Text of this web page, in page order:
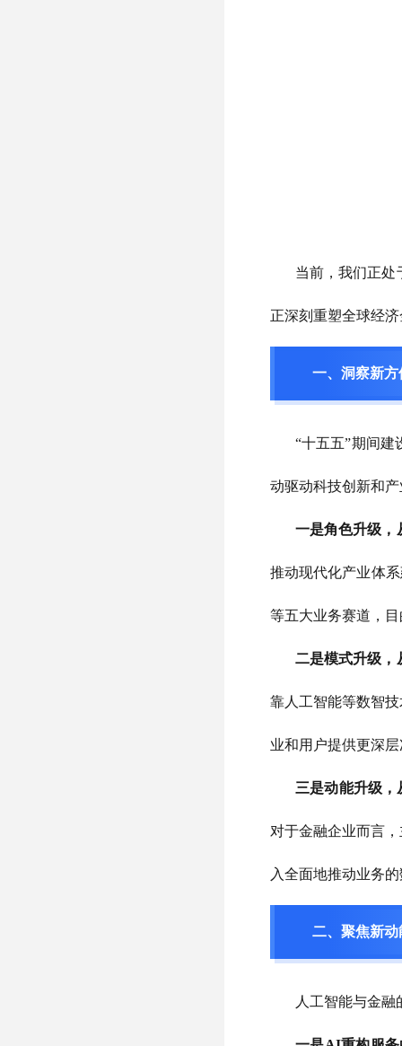
当前，我们正处
正深刻重塑全球经
一、洞察新
“十五五”期间
动驱动科技创新和
一是角色升级，
推动现代化产业体
等五大业务赛道，
二是模式升级，
靠人工智能等数智
业和用户提供更深
三是动能升级，
对于金融企业而言
入全面地推动业务
二、聚焦新
人工智能与金